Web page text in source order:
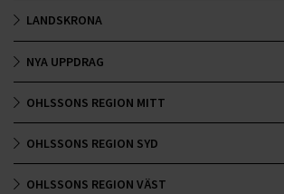
LANDSKRONA
NYA UPPDRAG
OHLSSONS REGION MITT
OHLSSONS REGION SYD
OHLSSONS REGION VÄST